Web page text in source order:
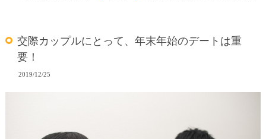
交際カップルにとって、年末年始のデートは重
要！
2019/12/25